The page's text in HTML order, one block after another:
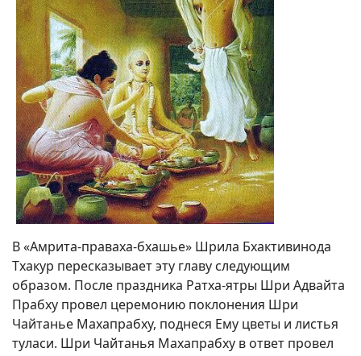
В «Амрита-праваха-бхашье» Шрила Бхактивинода
Тхакур пересказывает эту главу следующим
образом. После праздника Ратха-ятры Шри Адвайта
Прабху провел церемонию поклонения Шри
Чайтанье Махапрабху, поднеся Ему цветы и листья
туласи. Шри Чайтанья Махапрабху в ответ провел